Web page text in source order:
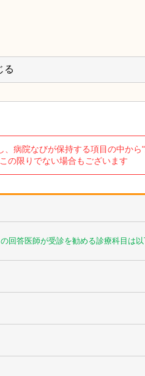
る
病院なびが保持する項目の中から
の限りでない場合もございます
回答医師が受診を勧める診療科目は